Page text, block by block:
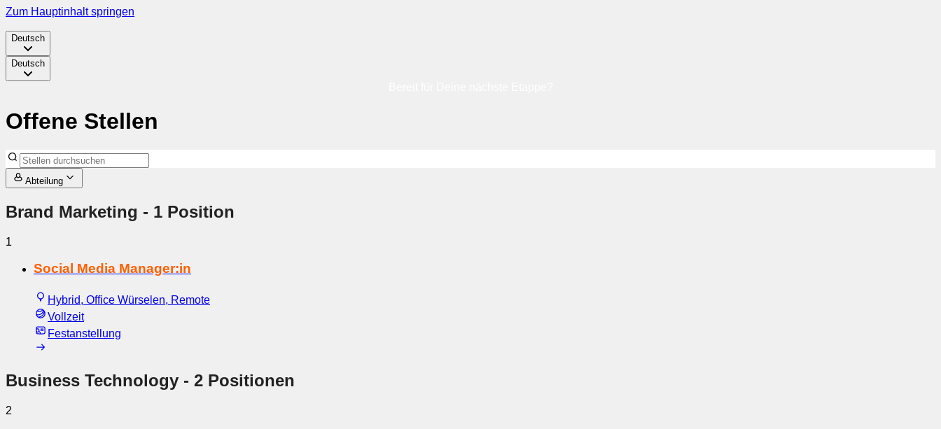
Zum Hauptinhalt springen
Deutsch
Deutsch
Offene Stellen
Abteilung
Brand Marketing - 1 Position
1
Social Media Manager:in
Hybrid, Office Würselen, Remote
Vollzeit
Festanstellung
Business Technology - 2 Positionen
2